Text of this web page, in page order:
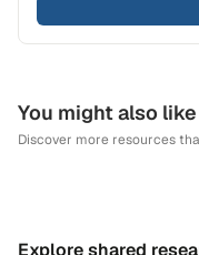
You might also like
Discover more resources
Explore shared